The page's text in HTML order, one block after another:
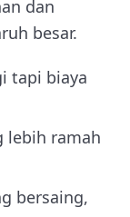
dan
besar.
tapi biaya
lebih ramah
bersaing,